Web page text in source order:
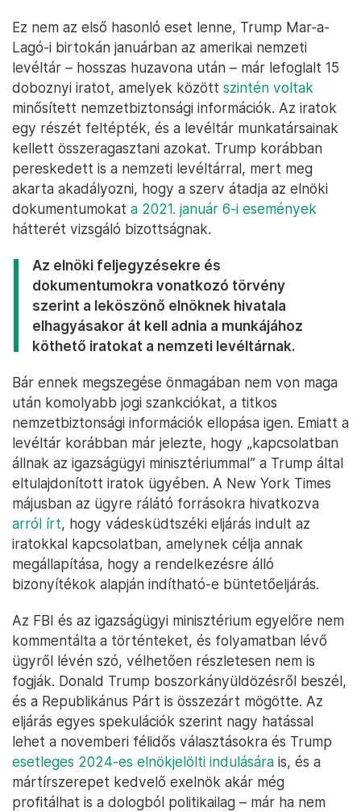
Ez nem az első hasonló eset lenne, Trump Mar-a-
Lagó-i birtokán januárban az amerikai nemzeti
levéltár – hosszas huzavona után – már lefoglalt 15
doboznyi iratot, amelyek között szintén voltak
minősített nemzetbiztonsági információk. Az iratok
egy részét feltépték, és a levéltár munkatársainak
kellett összeragasztani azokat. Trump korábban
pereskedett is a nemzeti levéltárral, mert meg
akarta akadályozni, hogy a szerv átadja az elnöki
dokumentumokat a 2021. január 6-i események
hátterét vizsgáló bizottságnak.
Az elnöki feljegyzésekre és
dokumentumokra vonatkozó törvény
szerint a leköszönő elnöknek hivatala
elhagyásakor át kell adnia a munkájához
köthető iratokat a nemzeti levéltárnak.
Bár ennek megszegése önmagában nem von maga
után komolyabb jogi szankciókat, a titkos
nemzetbiztonsági információk ellopása igen. Emiatt a
levéltár korábban már jelezte, hogy „kapcsolatban
állnak az igazságügyi minisztériummal” a Trump által
eltulajdonított iratok ügyében. A New York Times
májusban az ügyre rálátó forrásokra hivatkozva
arról írt, hogy vádesküdtszéki eljárás indult az
iratokkal kapcsolatban, amelynek célja annak
megállapítása, hogy a rendelkezésre álló
bizonyítékok alapján indítható-e büntetőeljárás.
Az FBI és az igazságügyi minisztérium egyelőre nem
kommentálta a történteket, és folyamatban lévő
ügyről lévén szó, vélhetően részletesen nem is
fogják. Donald Trump boszorkányüldözésről beszél,
és a Republikánus Párt is összezárt mögötte. Az
eljárás egyes spekulációk szerint nagy hatással
lehet a novemberi félidős választásokra és Trump
esetleges 2024-es elnökjelölti indulására is, és a
mártírszerepet kedvelő exelnök akár még
profitálhat is a dologból politikailag – már ha nem